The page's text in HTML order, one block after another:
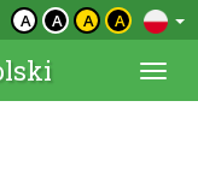
A A A A